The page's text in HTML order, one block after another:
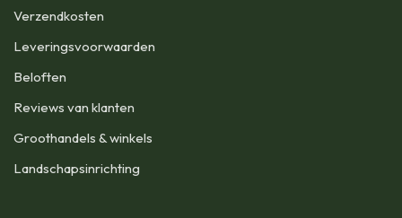
Verzendkosten
Leveringsvoorwaarden
Beloften
Reviews van klanten
Groothandels & winkels
Landschapsinrichting